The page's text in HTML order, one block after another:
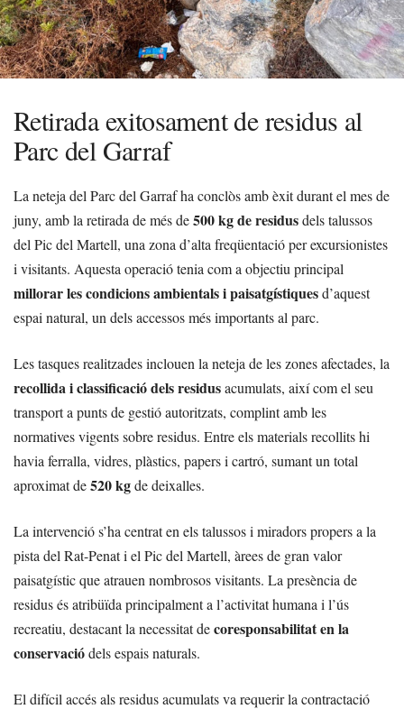
Retirada exitosament de residus al
Parc del Garraf
La neteja del Parc del Garraf ha conclòs amb èxit durant el mes de
juny, amb la retirada de més de500 kg de residusdels talussos
del Pic del Martell, una zona d’alta freqüentació per excursionistes
i visitants. Aquesta operació tenia com a objectiu principal
millorar les condicions ambientals i paisatgístiquesd’aquest
espai natural, un dels accessos més importants al parc.
Les tasques realitzades inclouen la neteja de les zones afectades, la
recollida i classificació dels residusacumulats, així com el seu
transport a punts de gestió autoritzats, complint amb les
normatives vigents sobre residus. Entre els materials recollits hi
havia ferralla, vidres, plàstics, papers i cartró, sumant un total
aproximat de520 kgde deixalles.
La intervenció s’ha centrat en els talussos i miradors propers a la
pista del Rat-Penat i el Pic del Martell, àrees de gran valor
paisatgístic que atrauen nombrosos visitants. La presència de
residus és atribüïda principalment a l’activitat humana i l’ús
recreatiu, destacant la necessitat decoresponsabilitat en la
conservaciódels espais naturals.
El difícil accés als residus acumulats va requerir la contractació